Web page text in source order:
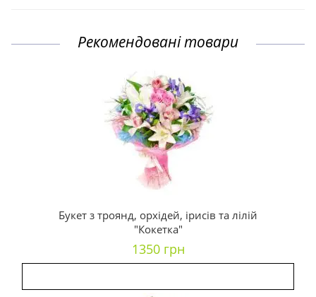
Рекомендовані товари
Букет з троянд, орхідей, ірисів та лілій
"Кокетка"
1350 грн